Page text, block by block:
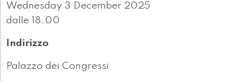
Wednesday 3 December 2025
dalle 18.00
Indirizzo
Palazzo dei Congressi